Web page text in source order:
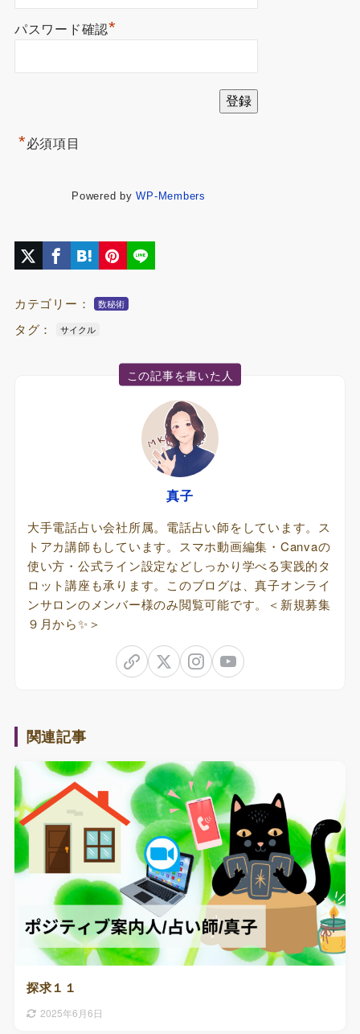
パスワード確認*
*必須項目
Powered byWP-Members
カテゴリー： 数秘術
タグ： サイクル
この記事を書いた人
真子
大手電話占い会社所属。電話占い師をしています。ス
トアカ講師もしています。スマホ動画編集・Canvaの
使い方・公式ライン設定などしっかり学べる実践的タ
ロット講座も承ります。このブログは、真子オンライ
ンサロンのメンバー様のみ閲覧可能です。＜新規募集
９月から✨＞
関連記事
探求１１
2025年6月6日